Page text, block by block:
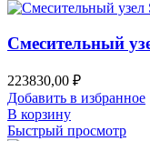
Смесительный
223830,00 ₽
Добавить в избранное
В корзину
Быстрый просмотр